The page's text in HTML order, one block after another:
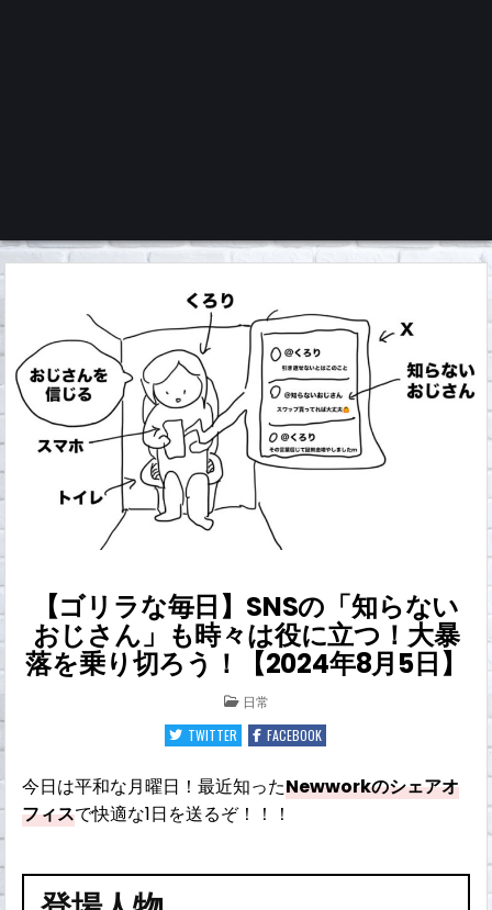
くろチャンネル
【ゴリラな毎日】SNSの「知らない
おじさん」も時々は役に立つ！大暴
落を乗り切ろう！【2024年8月5日】
POSTED
IN
日常
TWITTER
FACEBOOK
今日は平和な月曜日！最近知ったNewworkのシェアオ
フィスで快適な1日を送るぞ！！！